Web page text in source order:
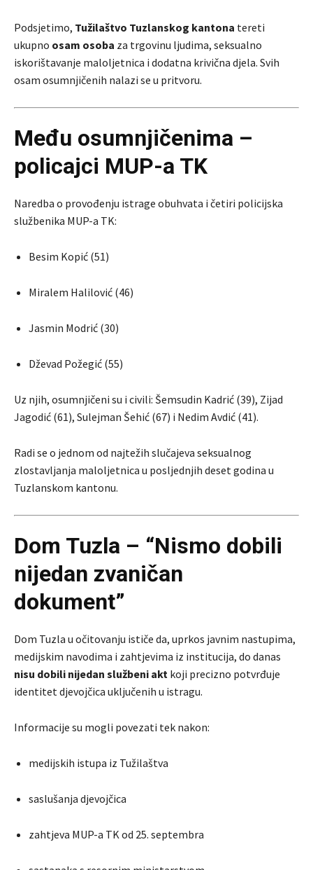
Podsjetimo, Tužilaštvo Tuzlanskog kantona tereti
ukupno osam osoba za trgovinu ljudima, seksualno
iskorištavanje maloljetnica i dodatna krivična djela. Svih
osam osumnjičenih nalazi se u pritvoru.
Među osumnjičenima –
policajci MUP-a TK
Naredba o provođenju istrage obuhvata i četiri policijska
službenika MUP-a TK:
Besim Kopić (51)
Miralem Halilović (46)
Jasmin Modrić (30)
Dževad Požegić (55)
Uz njih, osumnjičeni su i civili: Šemsudin Kadrić (39), Zijad
Jagodić (61), Sulejman Šehić (67) i Nedim Avdić (41).
Radi se o jednom od najtežih slučajeva seksualnog
zlostavljanja maloljetnica u posljednjih deset godina u
Tuzlanskom kantonu.
Dom Tuzla – “Nismo dobili
nijedan zvaničan
dokument”
Dom Tuzla u očitovanju ističe da, uprkos javnim nastupima,
medijskim navodima i zahtjevima iz institucija, do danas
nisu dobili nijedan službeni akt koji precizno potvrđuje
identitet djevojčica uključenih u istragu.
Informacije su mogli povezati tek nakon:
medijskih istupa iz Tužilaštva
saslušanja djevojčica
zahtjeva MUP-a TK od 25. septembra